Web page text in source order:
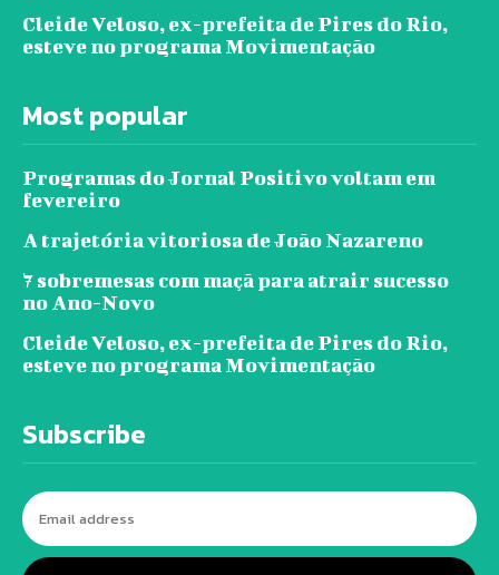
Cleide Veloso, ex-prefeita de Pires do Rio,
esteve no programa Movimentação
Most popular
Programas do Jornal Positivo voltam em
fevereiro
A trajetória vitoriosa de João Nazareno
7 sobremesas com maçã para atrair sucesso
no Ano-Novo
Cleide Veloso, ex-prefeita de Pires do Rio,
esteve no programa Movimentação
Subscribe